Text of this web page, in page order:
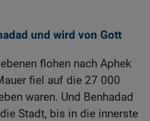
und wird von Gott
flohen nach Aphek
fiel auf die 27 000
waren. Und Benhadad
Stadt, bis in die innerste